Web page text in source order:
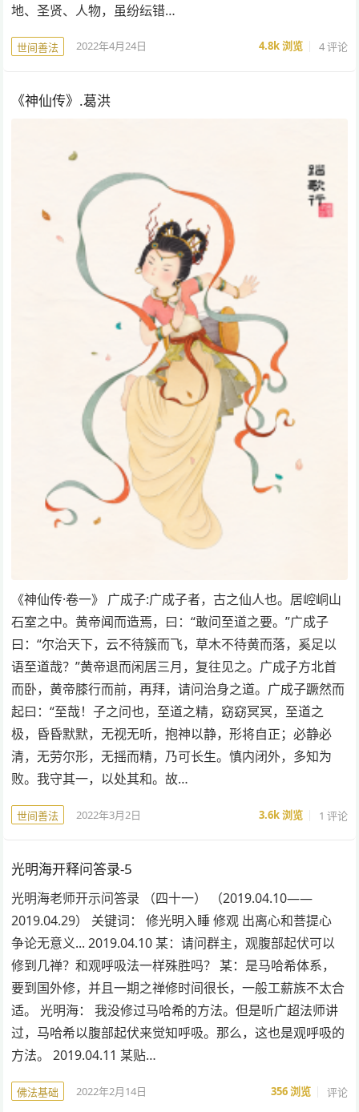
地、圣贤、人物，虽纷纭错…
世间善法 2022年4月24日 4.8k浏览 4 评论
《神仙传》.葛洪
《神仙传·卷一》 广成子:广成子者，古之仙人也。居崆峒山
石室之中。黄帝闻而造焉，曰：“敢问至道之要。”广成子
曰：“尔治天下，云不待簇而飞，草木不待黄而落，奚足以
语至道哉？”黄帝退而闲居三月，复往见之。广成子方北首
而卧，黄帝膝行而前，再拜，请问治身之道。广成子蹶然而
起曰：“至哉！子之问也，至道之精，窈窈冥冥，至道之
极，昏昏默默，无视无听，抱神以静，形将自正；必静必
清，无劳尔形，无摇而精，乃可长生。慎内闭外，多知为
败。我守其一，以处其和。故…
世间善法 2022年3月2日 3.6k浏览 1 评论
光明海开释问答录-5
光明海老师开示问答录 （四十一） （2019.04.10——
2019.04.29） 关键词： 修光明入睡 修观 出离心和菩提心
争论无意义... 2019.04.10 某：请问群主，观腹部起伏可以
修到几禅？和观呼吸法一样殊胜吗？ 某：是马哈希体系，
要到国外修，并且一期之禅修时间很长，一般工薪族不太合
适。 光明海： 我没修过马哈希的方法。但是听广超法师讲
过，马哈希以腹部起伏来觉知呼吸。那么，这也是观呼吸的
方法。 2019.04.11 某贴…
佛法基础 2022年2月14日 356浏览 评论